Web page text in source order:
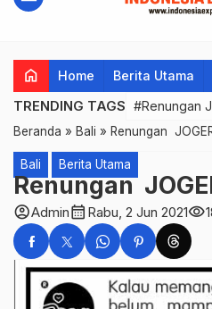
home Home Berita Utama
TRENDING TAGS #Renungan
Beranda » Bali » Renungan
Bali Berita Utama
Renungan
account_circleAdmincalendar_month Rabu, 2 Jun 2021visibility